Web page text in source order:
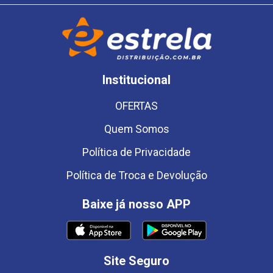
Institucional
OFERTAS
Quem Somos
Política de Privacidade
Política de Troca e Devolução
Baixe já nosso APP
Site Seguro